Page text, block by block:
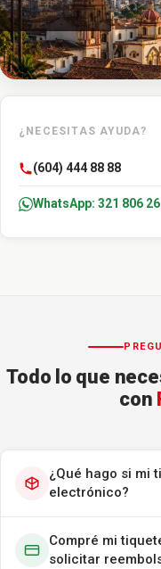
¿NECESITAS AYUDA?
(604) 444 88 88
WhatsApp: 321 806
Todo lo que
con
¿Qué hago si mi
electrónico?
Compré mi
solicitar